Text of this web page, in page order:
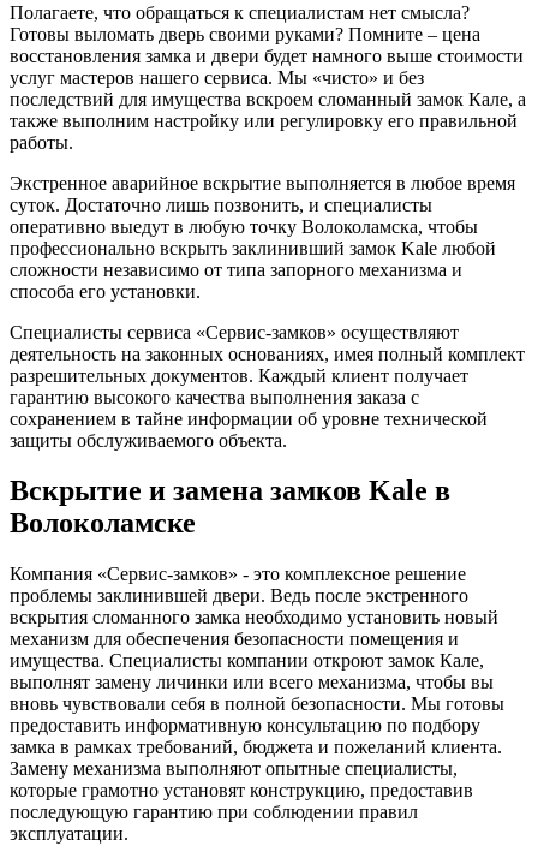
Полагаете, что обращаться к специалистам нет смысла?
Готовы выломать дверь своими руками? Помните – цена
восстановления замка и двери будет намного выше стоимости
услуг мастеров нашего сервиса. Мы «чисто» и без
последствий для имущества вскроем сломанный замок Кале, а
также выполним настройку или регулировку его правильной
работы.
Экстренное аварийное вскрытие выполняется в любое время
суток. Достаточно лишь позвонить, и специалисты
оперативно выедут в любую точку Волоколамска, чтобы
профессионально вскрыть заклинивший замок Kale любой
сложности независимо от типа запорного механизма и
способа его установки.
Специалисты сервиса «Сервис-замков» осуществляют
деятельность на законных основаниях, имея полный комплект
разрешительных документов. Каждый клиент получает
гарантию высокого качества выполнения заказа с
сохранением в тайне информации об уровне технической
защиты обслуживаемого объекта.
Вскрытие и замена замков Kale в
Волоколамске
Компания «Сервис-замков» - это комплексное решение
проблемы заклинившей двери. Ведь после экстренного
вскрытия сломанного замка необходимо установить новый
механизм для обеспечения безопасности помещения и
имущества. Специалисты компании откроют замок Кале,
выполнят замену личинки или всего механизма, чтобы вы
вновь чувствовали себя в полной безопасности. Мы готовы
предоставить информативную консультацию по подбору
замка в рамках требований, бюджета и пожеланий клиента.
Замену механизма выполняют опытные специалисты,
которые грамотно установят конструкцию, предоставив
последующую гарантию при соблюдении правил
эксплуатации.